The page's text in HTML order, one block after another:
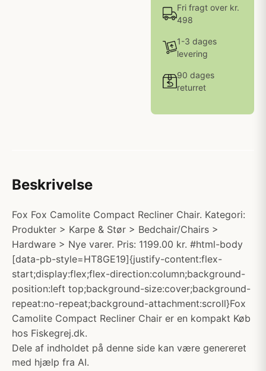
Fri fragt over kr.
498
1-3 dages
levering
90 dages
returret
Beskrivelse
Fox Fox Camolite Compact Recliner Chair. Kategori:
Produkter > Karpe & Stør > Bedchair/Chairs >
Hardware > Nye varer. Pris: 1199.00 kr. #html-body
[data-pb-style=HT8GE19]{justify-content:flex-
start;display:flex;flex-direction:column;background-
position:left top;background-size:cover;background-
repeat:no-repeat;background-attachment:scroll}Fox
Camolite Compact Recliner Chair er en kompakt Køb
hos Fiskegrej.dk.
Dele af indholdet på denne side kan være genereret
med hjælp fra AI.